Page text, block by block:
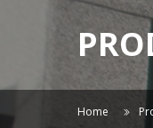
Home